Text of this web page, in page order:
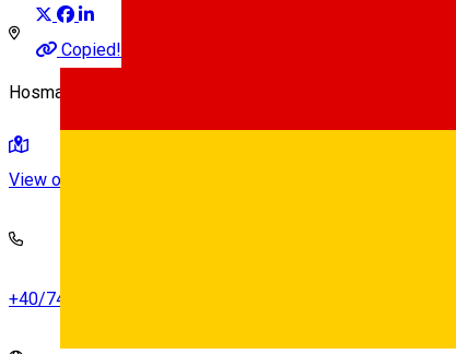
Copied!
Hosman, Romania
View on map
+40/746/131 088